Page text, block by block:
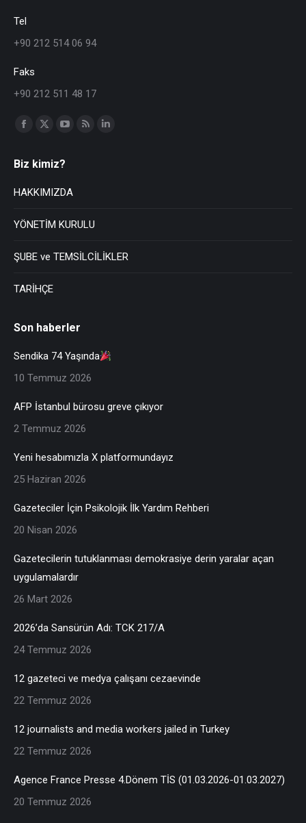
Tel
+90 212 514 06 94
Faks
+90 212 511 48 17
Find us on:
Biz kimiz?
HAKKIMIZDA
YÖNETİM KURULU
ŞUBE ve TEMSİLCİLİKLER
TARİHÇE
Son haberler
Sendika 74 Yaşında
10 Temmuz 2026
AFP İstanbul bürosu greve çıkıyor
2 Temmuz 2026
Yeni hesabımızla X platformundayız
25 Haziran 2026
Gazeteciler İçin Psikolojik İlk Yardım Rehberi
20 Nisan 2026
Gazetecilerin tutuklanması demokrasiye derin yaralar açan
uygulamalardır
26 Mart 2026
2026’da Sansürün Adı: TCK 217/A
24 Temmuz 2026
12 gazeteci ve medya çalışanı cezaevinde
22 Temmuz 2026
12 journalists and media workers jailed in Turkey
22 Temmuz 2026
Agence France Presse 4.Dönem TİS (01.03.2026-01.03.2027)
20 Temmuz 2026